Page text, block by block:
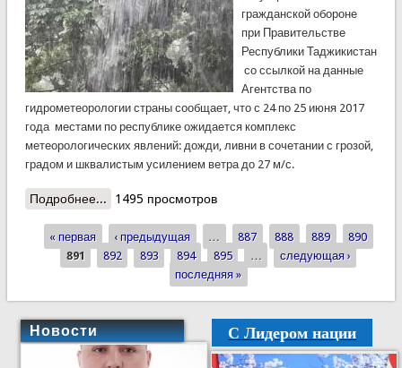
гражданской обороне
при Правительстве
Республики Таджикистан
со ссылкой на данные
Агентства по
гидрометеорологии страны сообщает, что с 24 по 25 июня 2017
года местами по республике ожидается комплекс
метеорологических явлений: дожди, ливни в сочетании с грозой,
градом и шквалистым усилением ветра до 27 м/с.
Подробнее... о Штормовое предупреждения КЧС
1495 просмотров
Страницы
« первая ‹ предыдущая … 887 888 889
890
891
892 893 894 895 …
следующая ›
последняя »
Новости С Лидером нации